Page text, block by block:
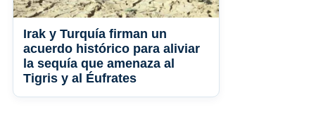
Irak y Turquía firman un
acuerdo histórico para aliviar
la sequía que amenaza al
Tigris y al Éufrates